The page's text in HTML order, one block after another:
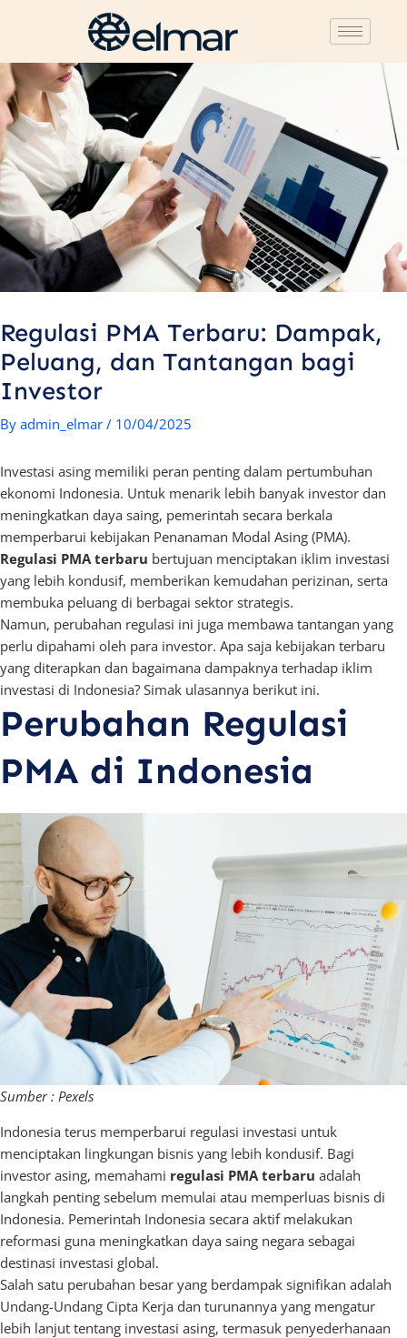
Regulasi PMA Terbaru: Dampak,
Peluang, dan Tantangan bagi
Investor
By admin_elmar / 10/04/2025
Investasi asing memiliki peran penting dalam pertumbuhan
ekonomi Indonesia. Untuk menarik lebih banyak investor dan
meningkatkan daya saing, pemerintah secara berkala
memperbarui kebijakan Penanaman Modal Asing (PMA).
Regulasi PMA terbaru bertujuan menciptakan iklim investasi
yang lebih kondusif, memberikan kemudahan perizinan, serta
membuka peluang di berbagai sektor strategis.
Namun, perubahan regulasi ini juga membawa tantangan yang
perlu dipahami oleh para investor. Apa saja kebijakan terbaru
yang diterapkan dan bagaimana dampaknya terhadap iklim
investasi di Indonesia? Simak ulasannya berikut ini.
Perubahan Regulasi
PMA di Indonesia
Sumber : Pexels
Indonesia terus memperbarui regulasi investasi untuk
menciptakan lingkungan bisnis yang lebih kondusif. Bagi
investor asing, memahami regulasi PMA terbaru adalah
langkah penting sebelum memulai atau memperluas bisnis di
Indonesia. Pemerintah Indonesia secara aktif melakukan
reformasi guna meningkatkan daya saing negara sebagai
destinasi investasi global.
Salah satu perubahan besar yang berdampak signifikan adalah
Undang-Undang Cipta Kerja dan turunannya yang mengatur
lebih lanjut tentang investasi asing, termasuk penyederhanaan